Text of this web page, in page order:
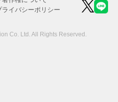
ライバシーポリシー
Co. Ltd. All Rights Reserved.